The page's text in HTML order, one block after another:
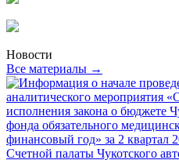
Новости
Все материалы →